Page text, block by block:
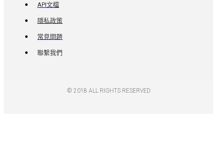
API文檔
隱私政策
常見問題
聯繫我們
© 2018 ALL RIGHTS RESERVED​